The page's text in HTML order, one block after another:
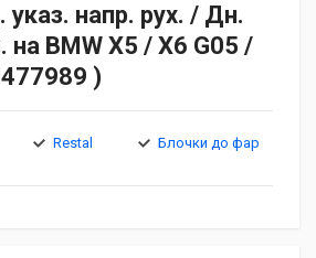
указ. напр. рух. / Дн.
на BMW X5 / X6 G05 /
)
Restal Блочки до фар